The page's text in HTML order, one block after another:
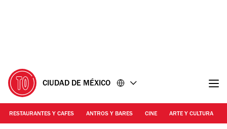
CIUDAD DE MÉXICO
RESTAURANTES Y CAFES ANTROS Y BARES CINE ARTE Y CULTURA
Foto: Cortesía Alcaldía Iztapalapa / Edición